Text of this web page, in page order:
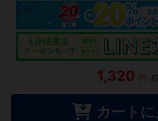
1,320 円
カート